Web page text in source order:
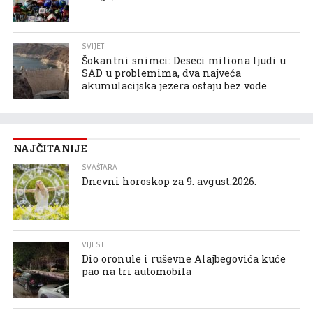
SVIJET
Šokantni snimci: Deseci miliona ljudi u
SAD u problemima, dva najveća
akumulacijska jezera ostaju bez vode
NAJČITANIJE
SVAŠTARA
Dnevni horoskop za 9. avgust.2026.
VIJESTI
Dio oronule i ruševne Alajbegovića kuće
pao na tri automobila